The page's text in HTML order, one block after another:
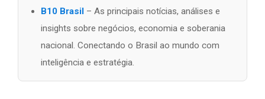
B10 Brasil – As principais notícias, análises e
insights sobre negócios, economia e soberania
nacional. Conectando o Brasil ao mundo com
inteligência e estratégia.